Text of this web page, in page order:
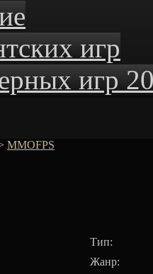
игр
игр
MMOFPS
Тип:
Жанр: